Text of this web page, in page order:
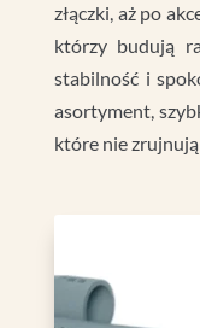
złączki, aż po
którzy budują
stabilność i
asortyment,
które nie